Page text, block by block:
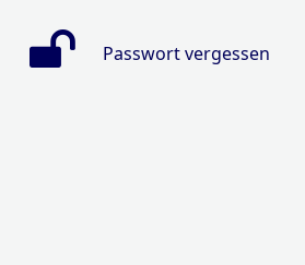
Passwort vergessen